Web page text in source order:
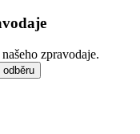
zpravodaje.